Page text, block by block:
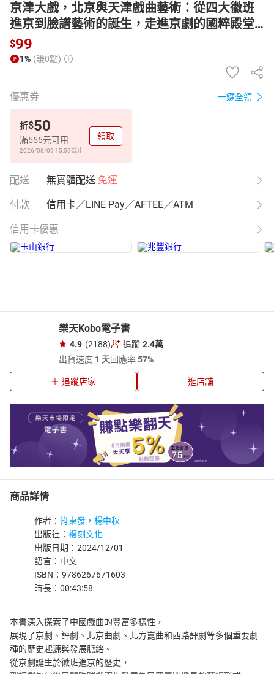
京津大戲，北京與天津戲曲藝術：從四大徽班
進京到臉譜藝術的誕生，走進京劇的國粹殿堂
【有聲書】
$99
1% (賺0點)
優惠券 一鍵全領
折$50
滿555元可用
2026/08/09 15:59截止
領取
配送 無實體配送 免運
付款 信用卡／LINE Pay／AFTEE／ATM
信用卡優惠
樂天Kobo電子書
4.9 (2188) 追蹤 2.4萬
出貨速度 1 天回應率57%
追蹤店家 逛店舖
商品詳情
作者： 肖東發，楊中秋
出版社： 複刻文化
出版日期：2024/12/01
語言：中文
ISBN：9786267671603
時長：00:43:58
本書深入探索了中國戲曲的豐富多樣性，
展現了京劇、評劇、北京曲劇、北方崑曲和西路評劇等多個重要劇
種的歷史起源與發展脈絡。
從京劇誕生於徽班進京的歷史，